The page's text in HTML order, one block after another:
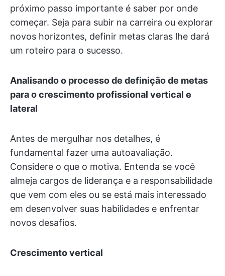
próximo passo importante é saber por onde
começar. Seja para subir na carreira ou explorar
novos horizontes, definir metas claras lhe dará
um roteiro para o sucesso.
Analisando o processo de definição de metas
para o crescimento profissional vertical e
lateral
Antes de mergulhar nos detalhes, é
fundamental fazer uma autoavaliação.
Considere o que o motiva. Entenda se você
almeja cargos de liderança e a responsabilidade
que vem com eles ou se está mais interessado
em desenvolver suas habilidades e enfrentar
novos desafios.
Crescimento vertical